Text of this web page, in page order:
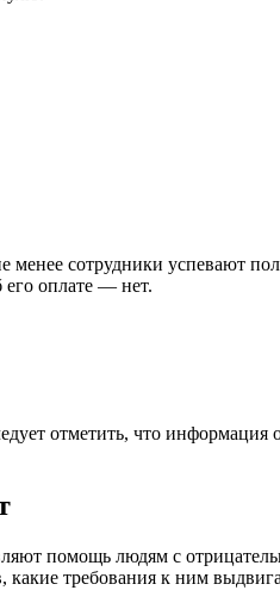
сотрудники успевают
оплате — нет.
отметить, что
помощь людям с
требования к ним